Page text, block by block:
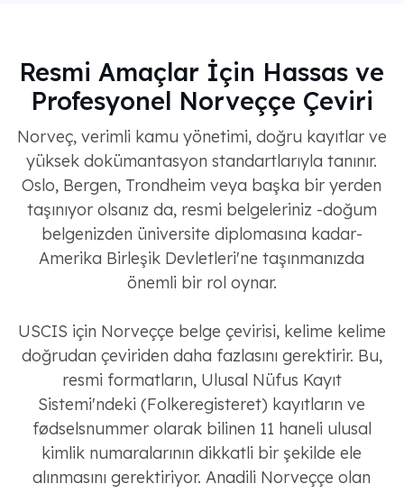
Resmi Amaçlar İçin Hassas ve
Profesyonel Norveççe Çeviri
Norveç, verimli kamu yönetimi, doğru kayıtlar ve
yüksek dokümantasyon standartlarıyla tanınır.
Oslo, Bergen, Trondheim veya başka bir yerden
taşınıyor olsanız da, resmi belgeleriniz -doğum
belgenizden üniversite diplomasına kadar-
Amerika Birleşik Devletleri'ne taşınmanızda
önemli bir rol oynar.
USCIS için Norveççe belge çevirisi, kelime kelime
doğrudan çeviriden daha fazlasını gerektirir. Bu,
resmi formatların, Ulusal Nüfus Kayıt
Sistemi'ndeki (Folkeregisteret) kayıtların ve
fødselsnummer olarak bilinen 11 haneli ulusal
kimlik numaralarının dikkatli bir şekilde ele
alınmasını gerektiriyor. Anadili Norveççe olan